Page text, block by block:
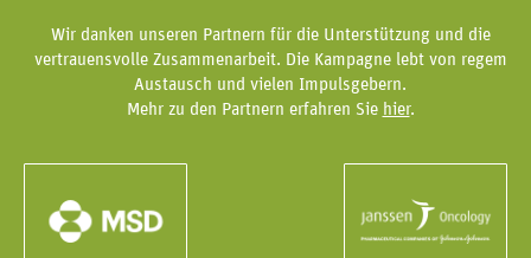
Wir danken unseren Partnern für die Unterstützung und die
vertrauensvolle Zusammenarbeit. Die Kampagne lebt von regem
Austausch und vielen Impulsgebern.
Mehr zu den Partnern erfahren Sie hier.